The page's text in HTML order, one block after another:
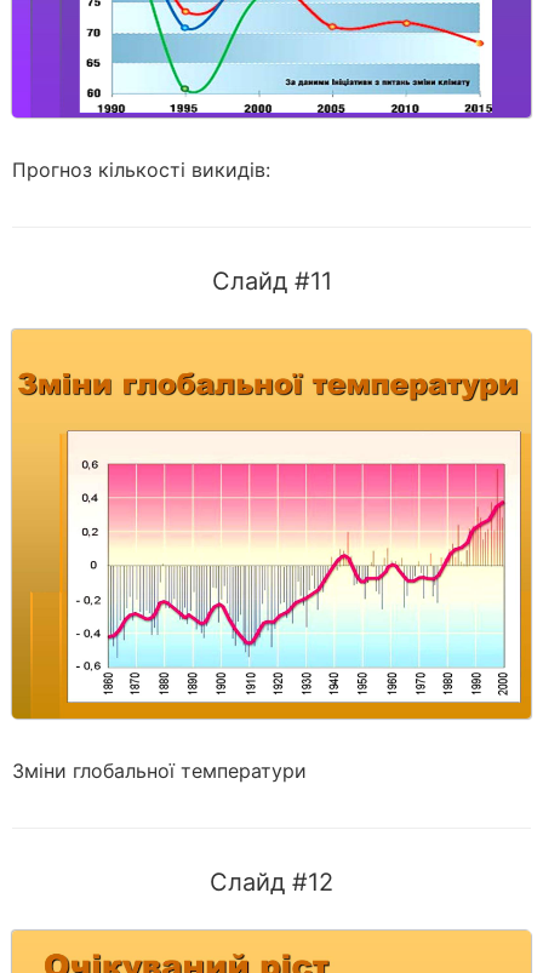
Прогноз кількості викидів:
Слайд #11
Зміни глобальної температури
Слайд #12